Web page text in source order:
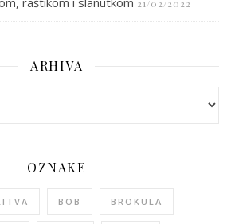
21/02/2022
ARHIVA
OZNAKE
BOB BROKULA